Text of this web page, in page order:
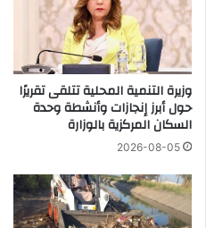
ا
ل
أ
م
ر
ي
ك
ي
و
م
ا
م
3
9
4
ل
س
ن
ة
0
2
5
وزيرة التنمية المحلية تتلقى تقريرًا
حول أبرز إنجازات وأنشطة وحدة
السكان المركزية بالوزارة
2026-08-05